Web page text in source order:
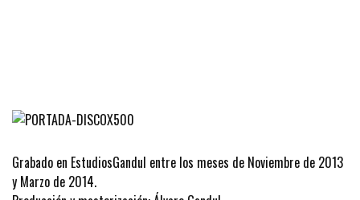
Grabado en EstudiosGandul entre los meses de Noviembre de 2013
y Marzo de 2014.